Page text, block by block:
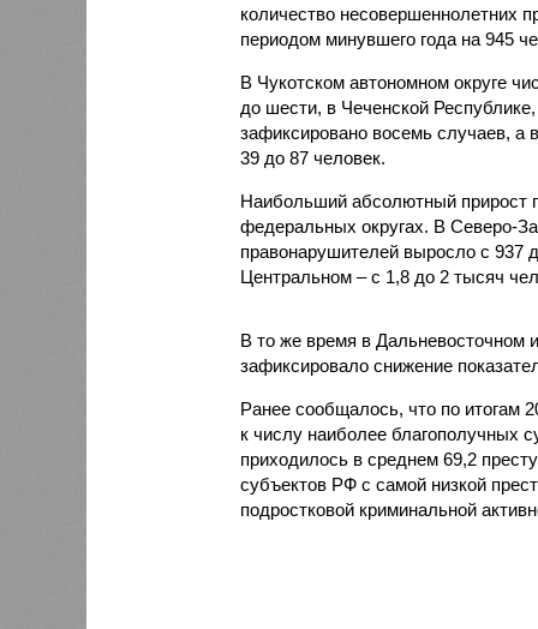
количество несовершеннолетних
периодом минувшего года на 945
В Чукотском автономном округе
до шести, в Чеченской
зафиксировано восемь случаев, а
39 до 87 человек.
Наибольший абсолютный прирост
федеральных округах. В Северо-
правонарушителей выросло с 937
Центральном – с 1,8 до 2 тысяч
В то же время в Дальневосточном
зафиксировало снижение
Ранее сообщалось, что по итогам
к числу наиболее благополучных
приходилось в среднем 69,2
субъектов РФ с самой низкой
подростковой криминальной